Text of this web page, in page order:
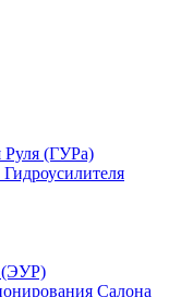
Руля (ГУРа)
(ЭУР)
Салона